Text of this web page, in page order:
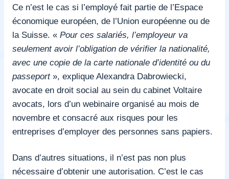
Ce n’est le cas si l’employé fait partie de l’Espace
économique européen, de l’Union européenne ou de
la Suisse. « Pour ces salariés, l’employeur va
seulement avoir l’obligation de vérifier la nationalité,
avec une copie de la carte nationale d’identité ou du
passeport», explique Alexandra Dabrowiecki,
avocate en droit social au sein du cabinet Voltaire
avocats, lors d’un webinaire organisé au mois de
novembre et consacré aux risques pour les
entreprises d’employer des personnes sans papiers.
Dans d’autres situations, il n’est pas non plus
nécessaire d’obtenir une autorisation. C’est le cas